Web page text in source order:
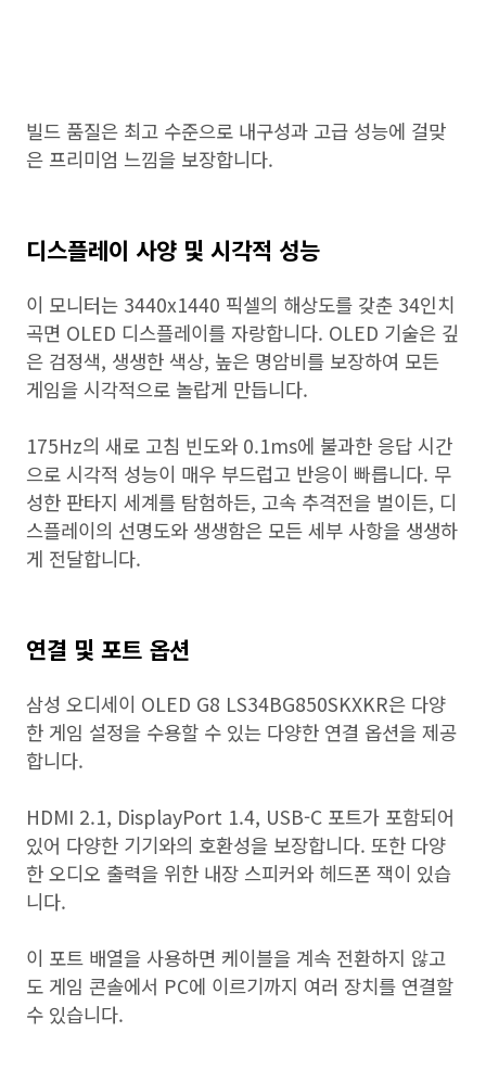
빌드 품질은 최고 수준으로 내구성과 고급 성능에 걸맞
은 프리미엄 느낌을 보장합니다.
디스플레이 사양 및 시각적 성능
이 모니터는 3440x1440 픽셀의 해상도를 갖춘 34인치
곡면 OLED 디스플레이를 자랑합니다. OLED 기술은 깊
은 검정색, 생생한 색상, 높은 명암비를 보장하여 모든
게임을 시각적으로 놀랍게 만듭니다.
175Hz의 새로 고침 빈도와 0.1ms에 불과한 응답 시간
으로 시각적 성능이 매우 부드럽고 반응이 빠릅니다. 무
성한 판타지 세계를 탐험하든, 고속 추격전을 벌이든, 디
스플레이의 선명도와 생생함은 모든 세부 사항을 생생하
게 전달합니다.
연결 및 포트 옵션
삼성 오디세이 OLED G8 LS34BG850SKXKR은 다양
한 게임 설정을 수용할 수 있는 다양한 연결 옵션을 제공
합니다.
HDMI 2.1, DisplayPort 1.4, USB-C 포트가 포함되어
있어 다양한 기기와의 호환성을 보장합니다. 또한 다양
한 오디오 출력을 위한 내장 스피커와 헤드폰 잭이 있습
니다.
이 포트 배열을 사용하면 케이블을 계속 전환하지 않고
도 게임 콘솔에서 PC에 이르기까지 여러 장치를 연결할
수 있습니다.